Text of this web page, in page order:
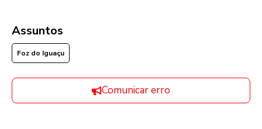
Assuntos
Foz do Iguaçu
Comunicar erro